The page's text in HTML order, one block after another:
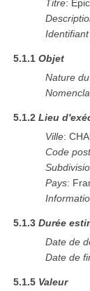
Titre:
5.1.1Objet
Nature
5.1.2Lieu
Ville:
Code
Pays:
5.1.3Durée
Date de
Date de
5.1.5 Valeur